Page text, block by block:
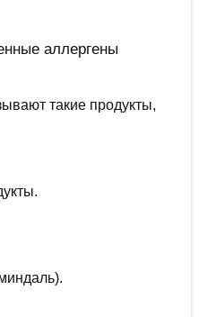
аллергены
такие продукты,